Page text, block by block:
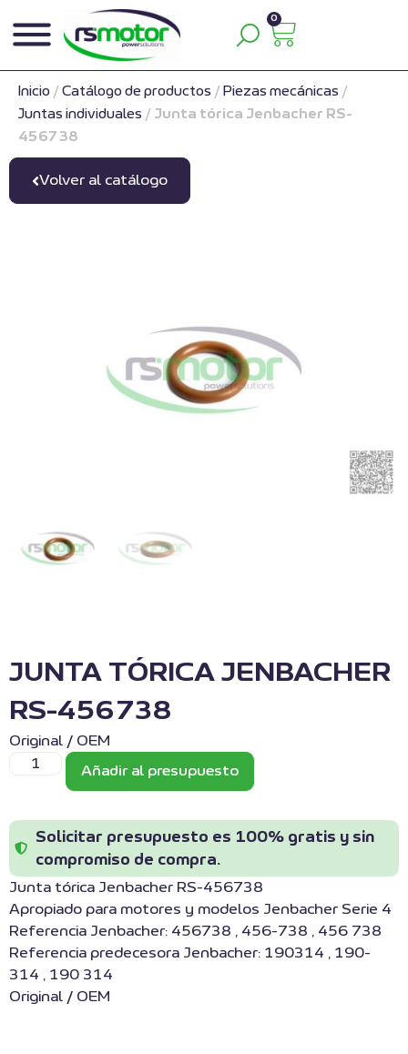
0
Inicio / Catálogo de productos / Piezas mecánicas /
Juntas individuales / Junta tórica Jenbacher RS-
456738
Volver al catálogo
JUNTA TÓRICA JENBACHER
RS-456738
Original / OEM
Añadir al presupuesto
Solicitar presupuesto es 100% gratis y sin
compromiso de compra.
Junta tórica Jenbacher RS-456738
Apropiado para motores y modelos Jenbacher Serie 4
Referencia Jenbacher: 456738 , 456-738 , 456 738
Referencia predecesora Jenbacher: 190314 , 190-
314 , 190 314
Original / OEM